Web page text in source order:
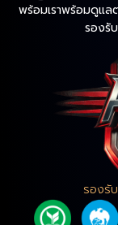
พร้อมเราพร้อมดูแ
รองรั
รองรั